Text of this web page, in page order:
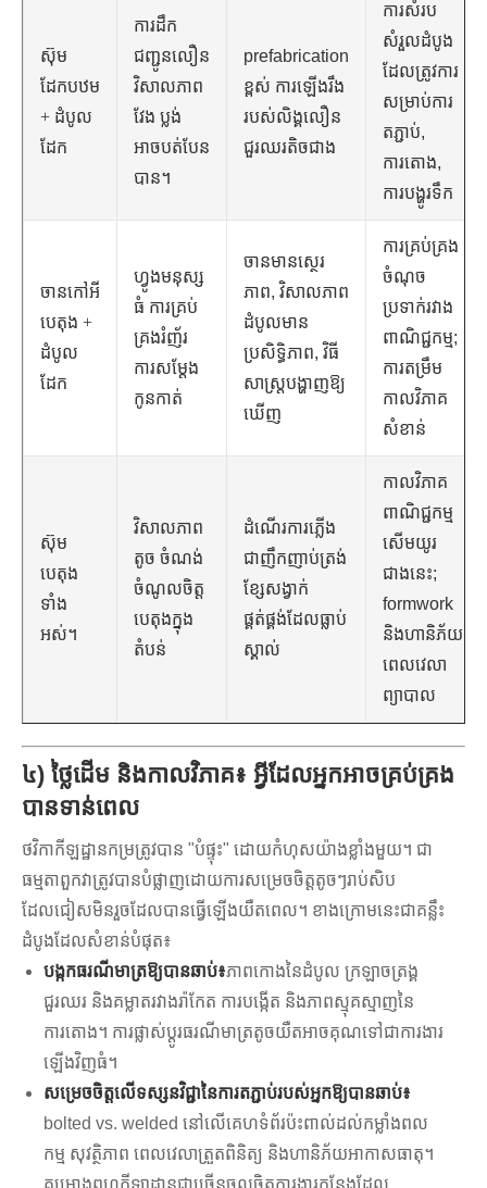
ស៊ុម
ដែកបឋម
+ ដំបូល
ដែក
ការដឹក
ជញ្ជូនលឿន
វិសាលភាព
វែង ប្លង់
អាចបត់បែន
បាន។
prefabrication
ខ្ពស់ ការឡើងរឹង
របស់លិង្គលឿន
ជួរឈរតិចជាង
ការសំរប
សំរួលដំបូង
ដែលត្រូវការ
សម្រាប់ការ
តភ្ជាប់,
ការតោង,
ការបង្ហូរទឹក
ចានកៅអី
បេតុង +
ដំបូល
ដែក
ហ្វូងមនុស្ស
ធំ ការគ្រប់
គ្រងរំញ័រ
ការសម្តែង
កូនកាត់
ចានមានស្ថេរ
ភាព, វិសាលភាព
ដំបូលមាន
ប្រសិទ្ធិភាព, វិធី
សាស្រ្តបង្ហាញឱ្យ
ឃើញ
ការគ្រប់គ្រង
ចំណុច
ប្រទាក់រវាង
ពាណិជ្ជកម្ម;
ការតម្រឹម
កាលវិភាគ
សំខាន់
ស៊ុម
បេតុង
ទាំង
អស់។
វិសាលភាព
តូច ចំណង់
ចំណូលចិត្ត
បេតុងក្នុង
តំបន់
ដំណើរការភ្លើង
ជាញឹកញាប់ត្រង់
ខ្សែសង្វាក់
ផ្គត់ផ្គង់ដែលធ្លាប់
ស្គាល់
កាលវិភាគ
ពាណិជ្ជកម្ម
សើមយូរ
ជាងនេះ;
formwork
និងហានិភ័យ
ពេលវេលា
ព្យាបាល
៤) ថ្លៃដើម និងកាលវិភាគ៖ អ្វីដែលអ្នកអាចគ្រប់គ្រង
បានទាន់ពេល
ថវិកាកីឡដ្ឋានកម្រត្រូវបាន "បំផ្ទុះ" ដោយកំហុសយ៉ាងខ្លាំងមួយ។ ជា
ធម្មតាពួកវាត្រូវបានបំផ្លាញដោយការសម្រេចចិត្តតូចៗរាប់សិប
ដែលជៀសមិនរួចដែលបានធ្វើឡើងយឺតពេល។ ខាងក្រោម​នេះ​ជា​គន្លឹះ​
ដំបូង​ដែល​សំខាន់​បំផុត៖
បង្កកធរណីមាត្រឱ្យបានឆាប់៖ភាពកោងនៃដំបូល ក្រឡាចត្រង្គ
ជួរឈរ និងគម្លាតរវាងរ៉ាកែត ការបង្កើត និងភាពស្មុគស្មាញនៃ
ការតោង។ ការផ្លាស់ប្តូរធរណីមាត្រតូចយឺតអាចគុណទៅជាការងារ
ឡើងវិញធំ។
សម្រេចចិត្តលើទស្សនវិជ្ជានៃការតភ្ជាប់របស់អ្នកឱ្យបានឆាប់៖
bolted vs. welded នៅលើគេហទំព័រប៉ះពាល់ដល់កម្លាំងពល
កម្ម សុវត្ថិភាព ពេលវេលាត្រួតពិនិត្យ និងហានិភ័យអាកាសធាតុ។
គម្រោងពហុកីឡាដ្ឋានជាច្រើនចូលចិត្តការងារកន្លែងដែល